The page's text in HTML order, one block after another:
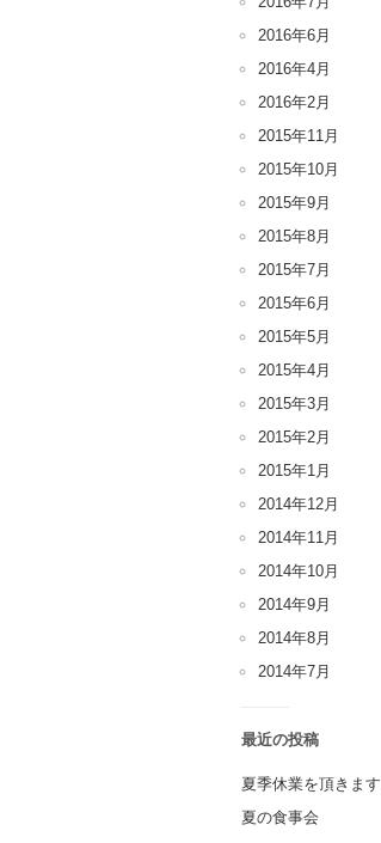
2016年6月
2016年4月
2016年2月
2015年11月
2015年10月
2015年9月
2015年8月
2015年7月
2015年6月
2015年5月
2015年4月
2015年3月
2015年2月
2015年1月
2014年12月
2014年11月
2014年10月
2014年9月
2014年8月
2014年7月
最近の投稿
夏季休業を頂きます
夏の食事会